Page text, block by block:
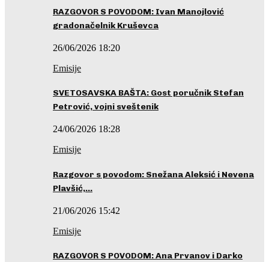
RAZGOVOR S POVODOM: Ivan Manojlović
gradonačelnik Kruševca
26/06/2026 18:20
Emisije
SVETOSAVSKA BAŠTA: Gost poručnik Stefan
Petrović, vojni sveštenik
24/06/2026 18:28
Emisije
Razgovor s povodom: Snežana Aleksić i Nevena
Plavšić,…
21/06/2026 15:42
Emisije
RAZGOVOR S POVODOM: Ana Prvanov i Darko